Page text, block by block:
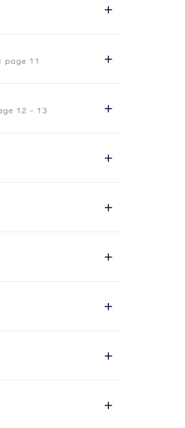
page 11
12 - 13